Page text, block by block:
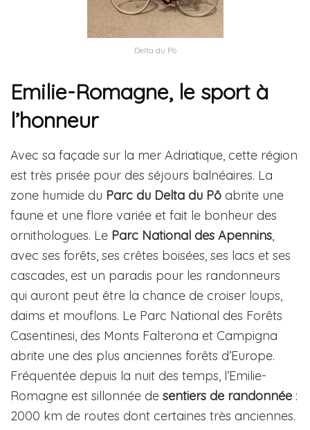
Delta du Pô
Emilie-Romagne, le sport à
l’honneur
Avec sa façade sur la mer Adriatique, cette région
est très prisée pour des séjours balnéaires. La
zone humide du Parc du Delta du Pô abrite une
faune et une flore variée et fait le bonheur des
ornithologues. Le Parc National des Apennins
avec ses forêts, ses crêtes boisées, ses lacs et ses
cascades, est un paradis pour les randonneurs
qui auront peut être la chance de croiser loups,
daims et mouflons. Le Parc National des Forêts
Casentinesi, des Monts Falterona et Campigna
abrite une des plus anciennes forêts d’Europe.
Fréquentée depuis la nuit des temps, l’Emilie-
Romagne est sillonnée de sentiers de randonnée :
2000 km de routes dont certaines très anciennes.